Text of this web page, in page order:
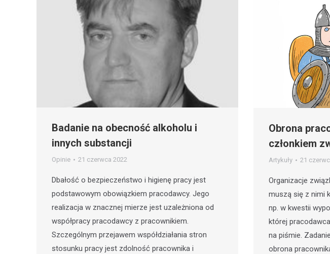
Badanie na obecność alkoholu i
innych substancji
Opinie 21 czerwca 2022
Dbałość o bezpieczeństwo i higienę pracy jest
podstawowym obowiązkiem pracodawcy. Jego
realizacja w znacznej mierze jest uzależniona od
współpracy pracodawcy z pracownikiem.
Szczególnym przejawem współdziałania stron
stosunku pracy jest zdolność pracownika i
Obrona
członkiem
Artykuły 21
Organizacje
muszą się z nimi
np. w kwestii
której
na piśmie.
obrona